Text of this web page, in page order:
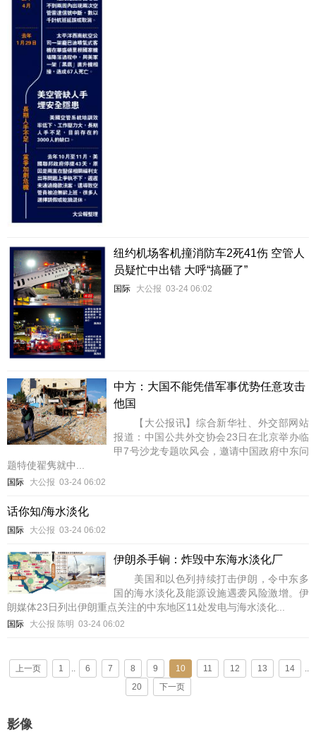
纽约机场客机撞消防车2死41伤 空管人
员疑忙中出错 大呼“搞砸了”
国际 大公报 03-24 06:02
中方：大国不能凭借军事优势任意攻击
他国
【大公报讯】综合新华社、外交部网站
报道：中国公共外交协会23日在北京举办临
甲7号沙龙专题吹风会，邀请中国政府中东问
题特使翟隽就中...
国际 大公报 03-24 06:02
话你知/海水淡化
国际 大公报 03-24 06:02
伊朗杀手锏：炸毁中东海水淡化厂
美国和以色列持续打击伊朗，令中东多
国的海水淡化及能源设施遇袭风险激增。伊
朗媒体23日列出伊朗重点关注的中东地区11处发电与海水淡化...
国际 大公报 陈明 03-24 06:02
上一页 1 .. 6 7 8 9 10 11 12 13 14
..
20
下一页
影像